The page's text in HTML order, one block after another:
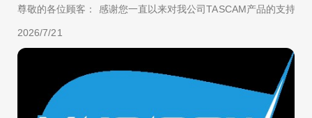
尊敬的各位顾客： 感谢您一直以来对我公司TASCAM产品的支持
2026/7/21